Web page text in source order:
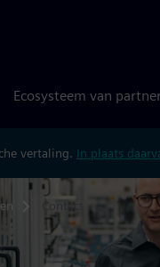
Ecosysteem van
vertaling. In plaats
Contact